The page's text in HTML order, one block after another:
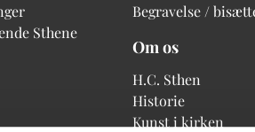
Sthene
Begravelse /
Om os
H.C. Sthen
Historie
Kunst i kirken